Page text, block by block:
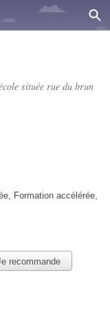
située rue du brun
, Formation accélérée,
recommande